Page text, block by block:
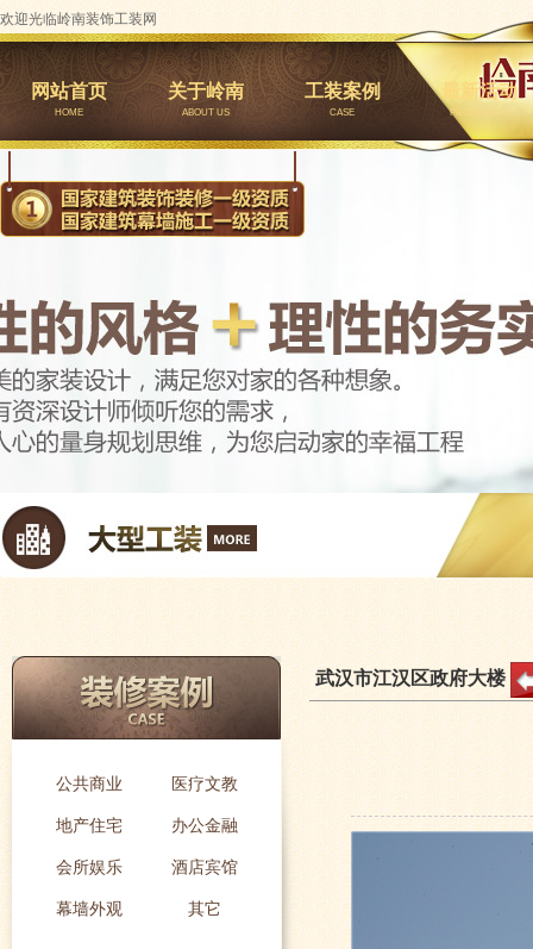
欢迎光临岭南装饰工装网
网站首页
HOME
关于岭南
ABOUT US
工装案例
CASE
最新活动
PROMOTION
大型工装 小型工
公共商业 医疗文教
地产住宅 办公金融
会所娱乐 酒店宾馆
幕墙外观 其它
武汉市江汉区政府大楼